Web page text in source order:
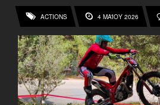
ACTIONS 4 ΜΑΪ́ΟΥ 2026